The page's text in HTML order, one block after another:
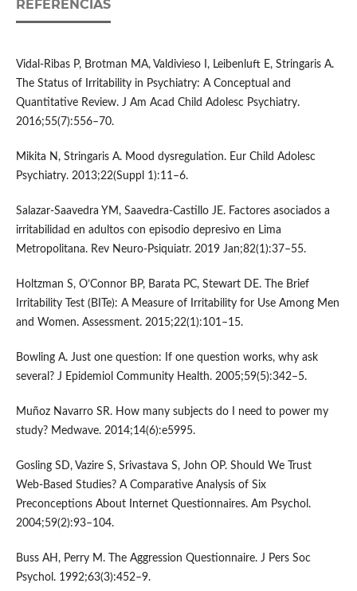
REFERENCIAS
Vidal-Ribas P, Brotman MA, Valdivieso I, Leibenluft E, Stringaris A.
The Status of Irritability in Psychiatry: A Conceptual and
Quantitative Review. J Am Acad Child Adolesc Psychiatry.
2016;55(7):556–70.
Mikita N, Stringaris A. Mood dysregulation. Eur Child Adolesc
Psychiatry. 2013;22(Suppl 1):11–6.
Salazar-Saavedra YM, Saavedra-Castillo JE. Factores asociados a
irritabilidad en adultos con episodio depresivo en Lima
Metropolitana. Rev Neuro-Psiquiatr. 2019 Jan;82(1):37–55.
Holtzman S, O’Connor BP, Barata PC, Stewart DE. The Brief
Irritability Test (BITe): A Measure of Irritability for Use Among Men
and Women. Assessment. 2015;22(1):101–15.
Bowling A. Just one question: If one question works, why ask
several? J Epidemiol Community Health. 2005;59(5):342–5.
Muñoz Navarro SR. How many subjects do I need to power my
study? Medwave. 2014;14(6):e5995.
Gosling SD, Vazire S, Srivastava S, John OP. Should We Trust
Web-Based Studies? A Comparative Analysis of Six
Preconceptions About Internet Questionnaires. Am Psychol.
2004;59(2):93–104.
Buss AH, Perry M. The Aggression Questionnaire. J Pers Soc
Psychol. 1992;63(3):452–9.